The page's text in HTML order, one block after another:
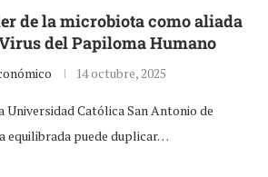
de la microbiota como aliada
del Papiloma Humano
14 octubre, 2025
Universidad Católica San Antonio de
equilibrada puede duplicar…